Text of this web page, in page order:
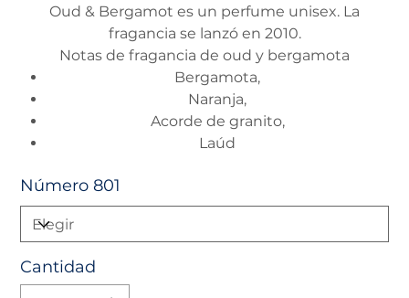
Oud & Bergamot es un perfume unisex. La
fragancia se lanzó en 2010.
Notas de fragancia de oud y bergamota
Bergamota,
Naranja,
Acorde de granito,
Laúd
Número 801
Cantidad